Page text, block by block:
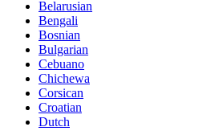
Belarusian
Bengali
Bosnian
Bulgarian
Cebuano
Chichewa
Corsican
Croatian
Dutch